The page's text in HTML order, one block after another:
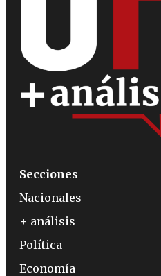
Secciones
Nacionales
+ análisis
Política
Economía